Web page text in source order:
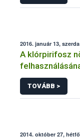
2016. január 13, szerda
A klórpirifosz
TOVÁBB >
2014. október 27, hétfő